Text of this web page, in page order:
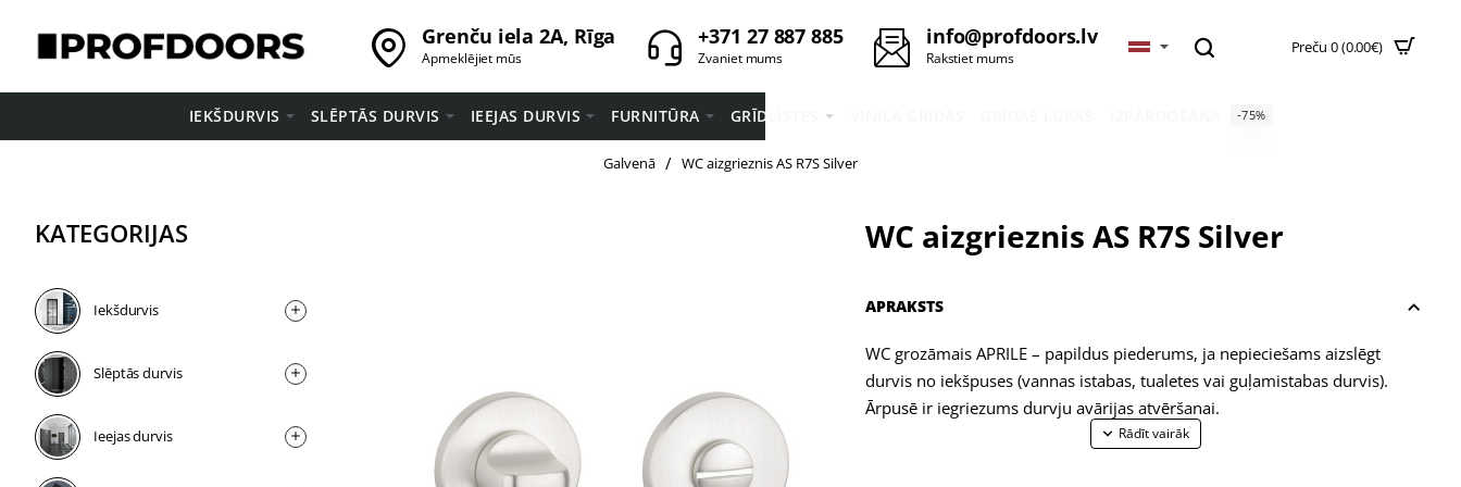
Grenču iela 2A, Rīga
Apmeklējiet mūs
+371 27 887 885
Zvaniet mums
info@profdoors.lv
Rakstiet mums
Preču 0 (0.00€)
IEKŠDURVIS SLĒPTĀS DURVIS IEEJAS DURVIS FURNITŪRA GRĪDLĪSTES -75%
Galvenā homeWC aizgrieznis AS R7S Silver
KATEGORIJAS
Iekšdurvis
Slēptās durvis
Ieejas durvis
WC aizgrieznis AS R7S Silver
APRAKSTS
WC grozāmais APRILE – papildus piederums, ja nepieciešams aizslēgt
durvis no iekšpuses (vannas istabas, tualetes vai guļamistabas durvis).
Ārpusē ir iegriezums durvju avārijas atvēršanai.